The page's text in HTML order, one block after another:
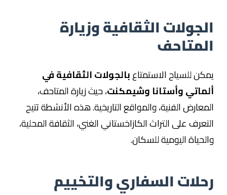
الجولات الثقافية وزيارة
المتاحف
يمكن للسياح الاستمتاعبالجولات الثقافية في
ألماتي وأستانا وشيمكنت، حيث زيارة المتاحف،
المعارض الفنية، والمواقع التاريخية. هذه الأنشطة تتيح
التعرف على التراث الكازاخستاني الغني، الثقافة المحلية،
والحياة اليومية للسكان.
رحلات السفاري والتخييم